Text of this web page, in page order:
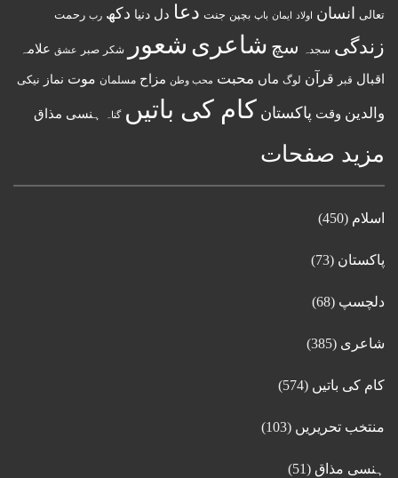
تعالی انسان اولاد ایمان باپ بچپن جنت دعا دل دنیا دکھ رب رحمت
زندگی سجدہ سچ شاعری شعور شکر صبر عشق علامہ
اقبال قبر قرآن لوگ ماں محبت محب وطن مزاح مسلمان موت نماز نیکی
والدین وقت پاکستان کام کی باتیں گناہ ہنسی مذاق
مزید صفحات
اسلام (450)
پاکستان (73)
دلچسپ (68)
شاعری (385)
کام کی باتیں (574)
منتخب تحریریں (103)
ہنسی مذاق (51)